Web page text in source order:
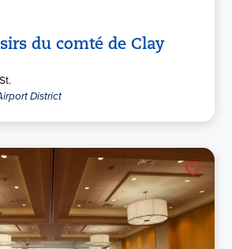
du comté de Clay
District